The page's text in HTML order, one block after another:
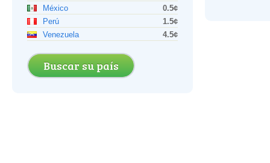
México
0.5¢
Perú
1.5¢
Venezuela
4.5¢
Buscar su país